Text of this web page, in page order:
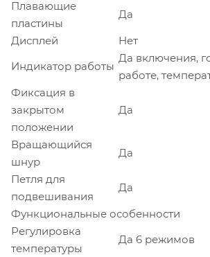
Плавающие
пластины
Да
Дисплей
Нет
Индикатор работы
Да включения,
работе,
Фиксация в
закрытом
положении
Да
Вращающийся
шнур
Да
Петля для
подвешивания
Да
Функциональные особенности
Регулировка
температуры
Да 6 режимов